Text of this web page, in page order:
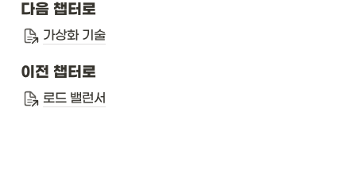
다음 챕터로
가상화 기술
이전 챕터로
로드 밸런서